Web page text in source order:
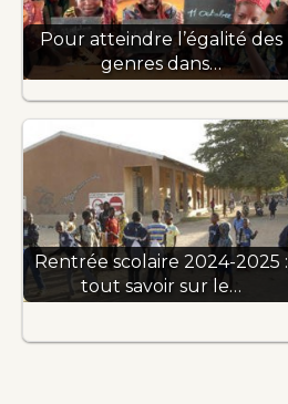
Pour atteindre l’égalité des
genres dans…
Rentrée scolaire 2024-2025 :
tout savoir sur le…